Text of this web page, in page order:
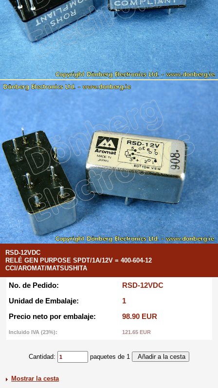
RSD-12VDC
RELÉ GEN PURPOSE SPDT/1A/12V = 400-604-12
CCI/AROMAT/MATSUSHITA
No. de Pedido:
RSD-12VDC
Unidad de Embalaje:
1
Precio neto por embalaje:
98.90 EUR
Incluido IVA (23%): 121.65 EUR
Cantidad: paquetes de 1
Mostrar la cesta